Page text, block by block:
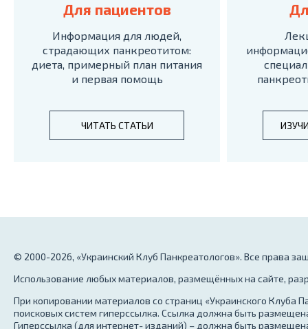
Для пациентов
Информация для людей,
страдающих панкреотитом:
диета, примерный план питания
и первая помощь
ЧИТАТЬ СТАТЬИ
© 2000-2026, «Украинский Клуб Панкреатологов». Все права
Использование любых материалов, размещённых на сайте,
При копировании материалов со страниц «Украинского Клуба
поисковых систем гиперссылка. Ссылка должна быть
Гиперссылка (для интернет- изданий) – должна быть